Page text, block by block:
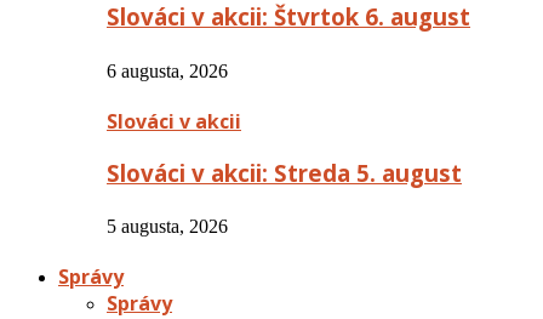
Slováci v akcii: Štvrtok 6. august
6 augusta, 2026
Slováci v akcii
Slováci v akcii: Streda 5. august
5 augusta, 2026
Správy
Správy